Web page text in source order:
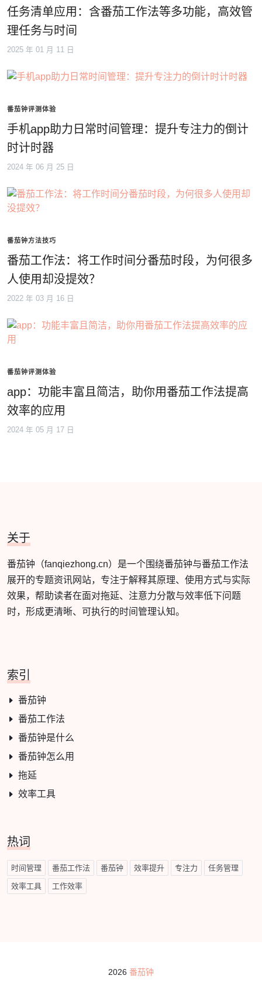
任务清单应用：含番茄工作法等多功能，高效管
理任务与时间
2025 年 01 月 11 日
番茄钟评测体验
手机app助力日常时间管理：提升专注力的倒计
时计时器
2024 年 06 月 25 日
番茄钟方法技巧
番茄工作法：将工作时间分番茄时段，为何很多
人使用却没提效？
2022 年 03 月 16 日
番茄钟评测体验
app：功能丰富且简洁，助你用番茄工作法提高
效率的应用
2024 年 05 月 17 日
关于
番茄钟（fanqiezhong.cn）是一个围绕番茄钟与番茄工作法
展开的专题资讯网站，专注于解释其原理、使用方式与实际
效果，帮助读者在面对拖延、注意力分散与效率低下问题
时，形成更清晰、可执行的时间管理认知。
索引
番茄钟
番茄工作法
番茄钟是什么
番茄钟怎么用
拖延
效率工具
热词
时间管理 番茄工作法 番茄钟 效率提升 专注力 任务管理
效率工具 工作效率
2026 番茄钟